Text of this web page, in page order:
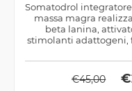
Somatodrol
massa magra
beta lanina,
stimolanti adattogeni,
€45,00 €